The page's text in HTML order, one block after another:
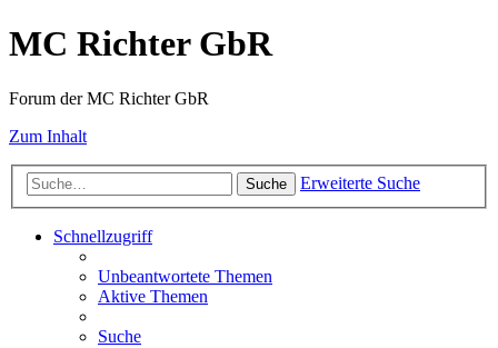
MC Richter GbR
Forum der MC Richter GbR
Zum Inhalt
Suche Erweiterte Suche
Schnellzugriff
Unbeantwortete Themen
Aktive Themen
Suche